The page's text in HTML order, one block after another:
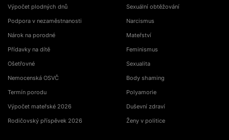
Výpočet plodných dnů
Podpora v nezaměstnanosti
Nárok na porodné
Přídavky na dítě
Ošetřovné
Nemocenská OSVČ
Termín porodu
Výpočet mateřské 2026
Rodičovský příspěvek 2026
Sexuální obtěžování
Narcismus
Mateřství
Feminismus
Sexualita
Body shaming
Polyamorie
Duševní zdraví
Ženy v politice